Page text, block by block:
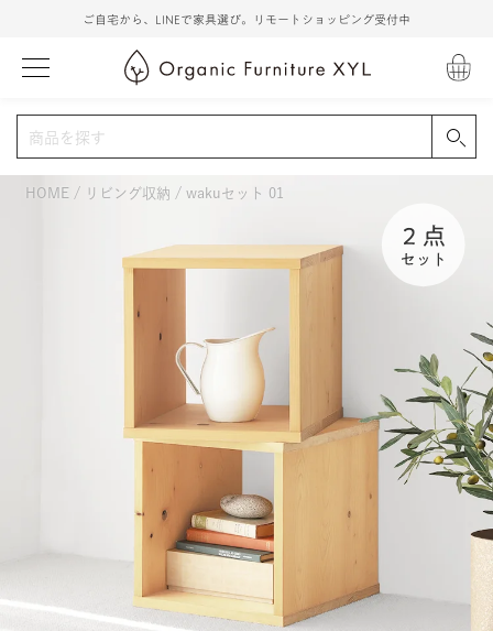
ご自宅から、LINEで家具選び。リモートショッピング受付中
HOME リビング収納 wakuセット 01